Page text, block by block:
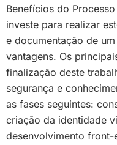
Benefícios do
investe para realizar
e documentação de
vantagens. Os
finalização deste
segurança e
as fases seguintes:
criação da identidade
desenvolvimento front-